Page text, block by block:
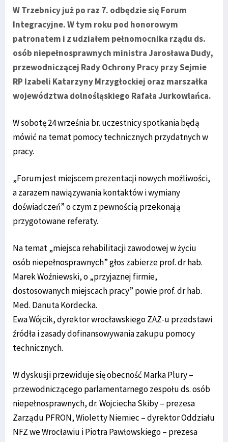
W Trzebnicy już po raz 7. odbędzie się Forum
Integracyjne. W tym roku pod honorowym
patronatem i z udziałem pełnomocnika rządu ds.
osób niepełnosprawnych ministra Jarosława Dudy,
przewodniczącej Rady Ochrony Pracy przy Sejmie
RP Izabeli Katarzyny Mrzygłockiej oraz marszałka
województwa dolnośląskiego Rafała Jurkowlańca.
W sobotę 24 września br. uczestnicy spotkania będą
mówić na temat pomocy technicznych przydatnych w
pracy.
„Forum jest miejscem prezentacji nowych możliwości,
a zarazem nawiązywania kontaktów i wymiany
doświadczeń” o czym z pewnością przekonają
przygotowane referaty.
Na temat „miejsca rehabilitacji zawodowej w życiu
osób niepełnosprawnych” głos zabierze prof. dr hab.
Marek Woźniewski, o „przyjaznej firmie,
dostosowanych miejscach pracy” powie prof. dr hab.
Med. Danuta Kordecka.
Ewa Wójcik, dyrektor wrocławskiego ZAZ-u przedstawi
źródła i zasady dofinansowywania zakupu pomocy
technicznych.
W dyskusji przewiduje się obecność Marka Plury –
przewodniczącego parlamentarnego zespołu ds. osób
niepełnosprawnych, dr. Wojciecha Skiby – prezesa
Zarządu PFRON, Wioletty Niemiec – dyrektor Oddziału
NFZ we Wrocławiu i Piotra Pawłowskiego – prezesa